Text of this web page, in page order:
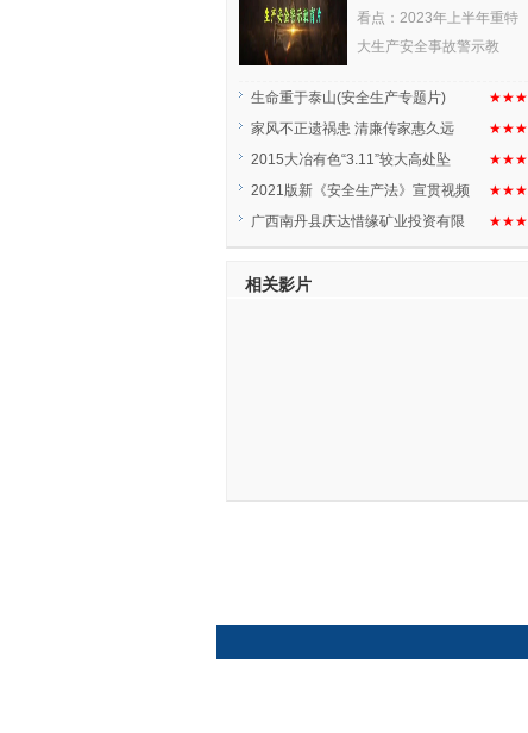
看点：2023年上半年重特
大生产安全事故警示教
★★★
生命重于泰山(安全生产专题片)
★★★
家风不正遗祸患 清廉传家惠久远
★★★
2015大冶有色“3.11”较大高处坠
★★★
2021版新《安全生产法》宣贯视频
★★★
广西南丹县庆达惜缘矿业投资有限
相关影片